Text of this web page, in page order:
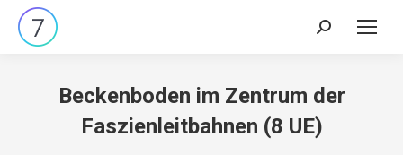
Search:
Beckenboden im Zentrum der
Faszienleitbahnen (8 UE)